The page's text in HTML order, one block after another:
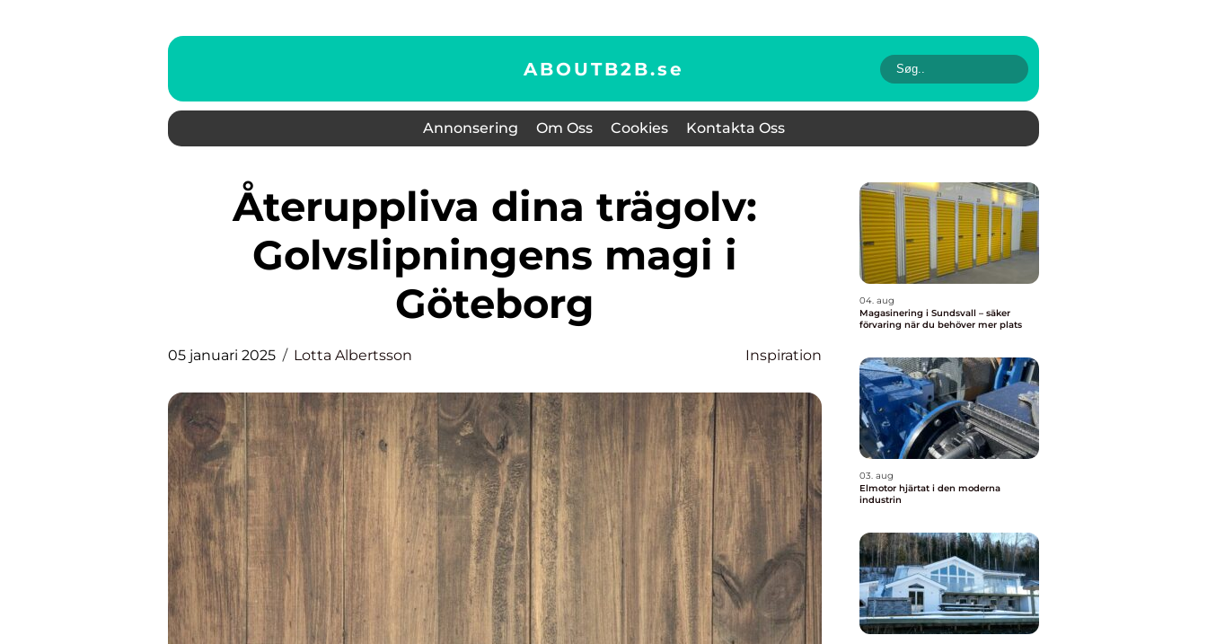
ABOUTB2B.se
Annonsering Om Oss Cookies Kontakta Oss
Återuppliva dina trägolv:
Golvslipningens magi i
Göteborg
05 januari 2025 Lotta Albertsson Inspiration
04. aug
Magasinering i Sundsvall – säker
förvaring när du behöver mer plats
03. aug
Elmotor hjärtat i den moderna
industrin